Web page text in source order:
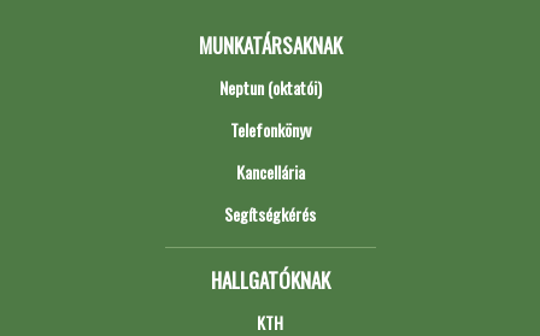
MUNKATÁRSAKNAK
Neptun (oktatói)
Telefonkönyv
Kancellária
Segítségkérés
HALLGATÓKNAK
KTH